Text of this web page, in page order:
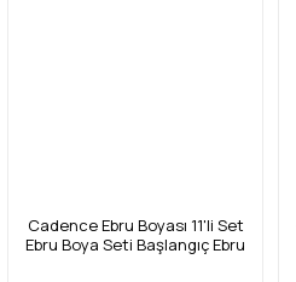
Cadence Ebru Boyası 11'li Set
Ebru Boya Seti Başlangıç Ebru